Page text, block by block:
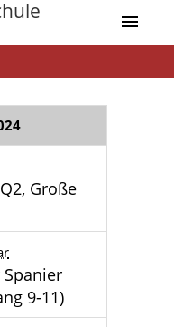
Große
9-11)